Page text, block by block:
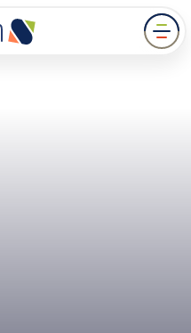
מעבר
לתוכן